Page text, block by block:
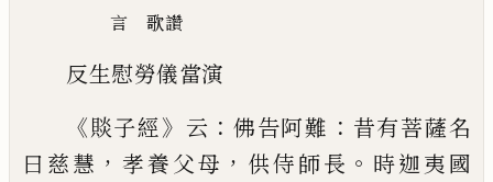
言 歌讚
反生慰勞儀當演
《賧子經》 云 ：佛告阿難 ： 昔有菩薩名
曰慈慧 ，孝養父母 ， 供侍師長 。 時迦夷國